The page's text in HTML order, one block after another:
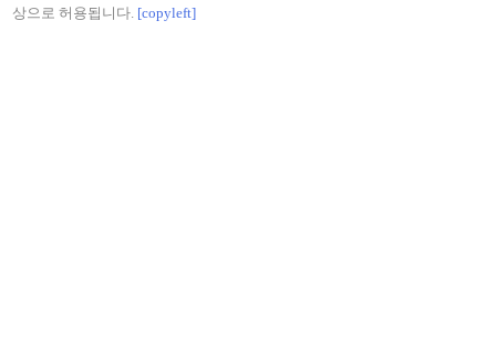
상으로 허용됩니다. [copyleft]